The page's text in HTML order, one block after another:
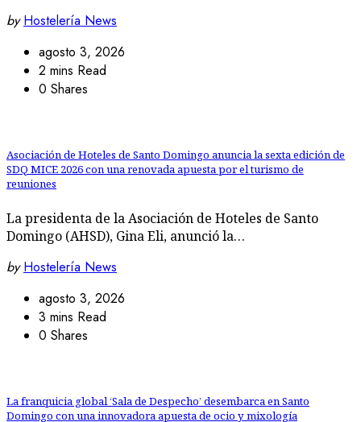
by Hostelería News
agosto 3, 2026
2 mins Read
0 Shares
Asociación de Hoteles de Santo Domingo anuncia la sexta edición de
SDQ MICE 2026 con una renovada apuesta por el turismo de
reuniones
La presidenta de la Asociación de Hoteles de Santo
Domingo (AHSD), Gina Eli, anunció la…
by Hostelería News
agosto 3, 2026
3 mins Read
0 Shares
La franquicia global ‘Sala de Despecho’ desembarca en Santo
Domingo con una innovadora apuesta de ocio y mixología